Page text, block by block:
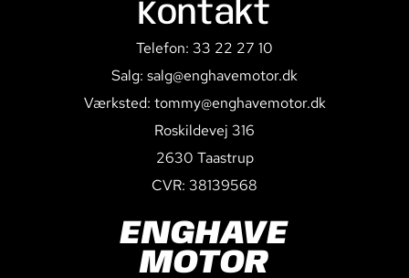
Kontakt
Telefon: 33 22 27 10
Salg: salg@enghavemotor.dk
Værksted: tommy@enghavemotor.dk
Roskildevej 316
2630 Taastrup
CVR: 38139568
ENGHAVE
MOTOR